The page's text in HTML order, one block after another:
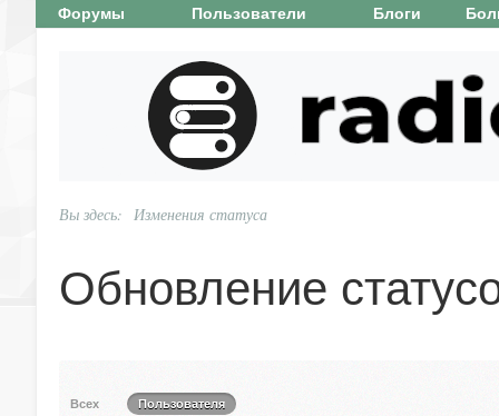
Форумы Пользователи Блоги
Вы здесь: Изменения статуса
Обновление
Всех Пользователя